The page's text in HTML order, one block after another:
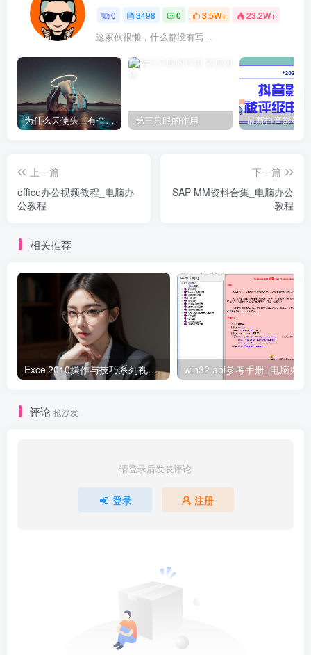
0 3498 0 3.5W+ 23.2W+
这家伙很懒，什么都没有写...
为什么天使头上有个圈？ 第三只眼的作用
上一篇
office办公视频教程_电脑办
公教程
下一篇
SAP MM资料合集_电脑办公
教程
相关推荐
Excel2010操作与技巧系列视频27讲（微软MVP方洁影）_电脑办公教程
评论 抢沙发
请登录后发表评论
登录 注册